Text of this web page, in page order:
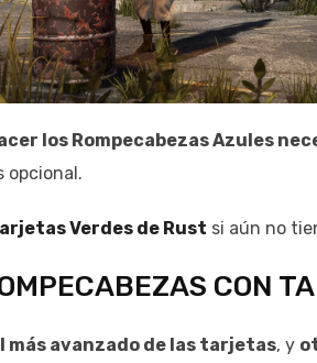
los Rompecabezas Azules
opcional.
Verdes de Rust si aún no
CON
más avanzado de las tarjetas, y